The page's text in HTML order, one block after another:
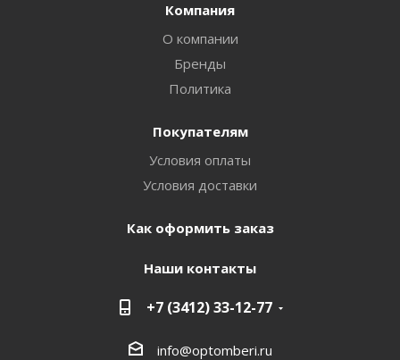
Компания
О компании
Бренды
Политика
Покупателям
Условия оплаты
Условия доставки
Как оформить заказ
Наши контакты
+7 (3412) 33-12-77
info@optomberi.ru